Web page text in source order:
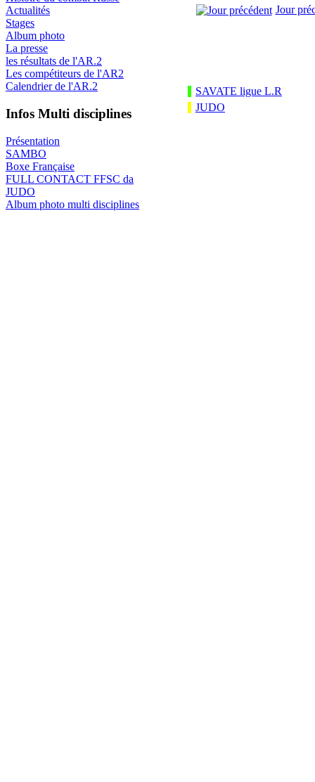
Actualités
Stages
Album photo
La presse
les résultats de l'AR.2
Les compétiteurs de l'AR2
Calendrier de l'AR.2
Infos Multi disciplines
Présentation
SAMBO
Boxe Française
FULL CONTACT FFSC da
JUDO
Album photo multi disciplines
Jour
SAVATE ligue L.R
JUDO